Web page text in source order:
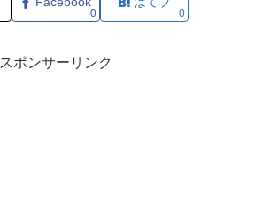
0 0
スポンサーリンク